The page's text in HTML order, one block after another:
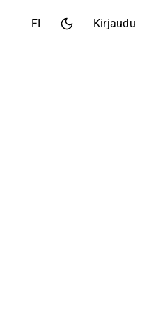
FI Kirjaudu